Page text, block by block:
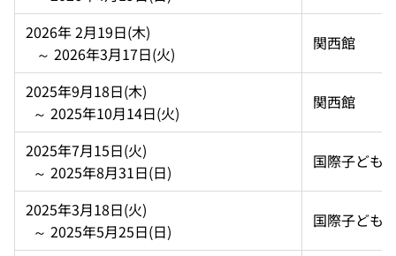
2026年 2月19日(木)
   ～ 2026年3月17日(火)
関西館
2025年9月18日(木)
  ～ 2025年10月14日(火)
関西館
2025年7月15日(火)
  ～ 2025年8月31日(日)
国際子ども
2025年3月18日(火)
  ～ 2025年5月25日(日)
国際子ども